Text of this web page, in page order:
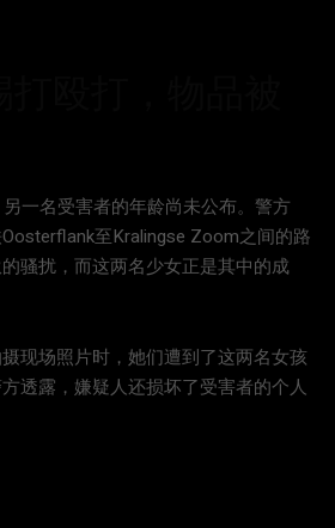
一名受害者的年龄尚未公布。警方
至Kralingse Zoom之间的路
骚扰，而这两名少女正是其中的成
现场照片时，她们遭到了这两名女孩
透露，嫌疑人还损坏了受害者的个人